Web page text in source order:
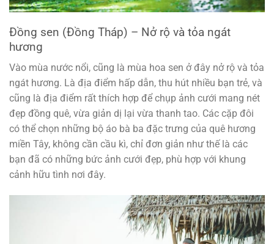
Đồng sen (Đồng Tháp) – Nở rộ và tỏa ngát
hương
Vào mùa nước nổi, cũng là mùa hoa sen ở đây nở rộ và tỏa
ngát hương. Là địa điểm hấp dẫn, thu hút nhiều bạn trẻ, và
cũng là địa điểm rất thích hợp để chụp ảnh cưới mang nét
đẹp đồng quê, vừa giản dị lại vừa thanh tao. Các cặp đôi
có thể chọn những bộ áo bà ba đặc trưng của quê hương
miền Tây, không cần cầu kì, chỉ đơn giản như thế là các
bạn đã có những bức ảnh cưới đẹp, phù hợp với khung
cảnh hữu tình nơi đây.